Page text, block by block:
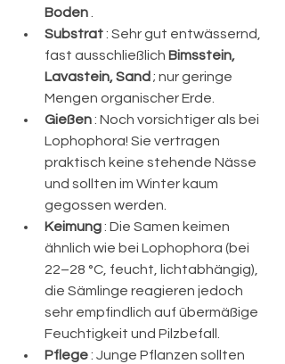
Boden .
Substrat : Sehr gut entwässernd,
fast ausschließlich Bimsstein,
Lavastein, Sand ; nur geringe
Mengen organischer Erde.
Gießen : Noch vorsichtiger als bei
Lophophora! Sie vertragen
praktisch keine stehende Nässe
und sollten im Winter kaum
gegossen werden.
Keimung : Die Samen keimen
ähnlich wie bei Lophophora (bei
22–28 °C, feucht, lichtabhängig),
die Sämlinge reagieren jedoch
sehr empfindlich auf übermäßige
Feuchtigkeit und Pilzbefall.
Pflege : Junge Pflanzen sollten